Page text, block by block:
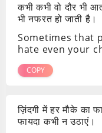
कभी कभी वो दौर भी
भी नफरत हो जाती है।
Sometimes that
hate even your
COPY
ज़िंदगी में हर मौके का
फायदा कभी न उठाएं।